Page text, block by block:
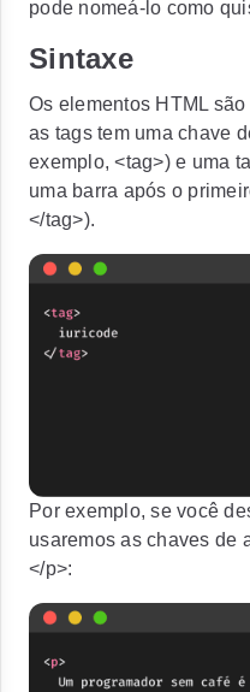
pode nomeá-lo como
Sintaxe
Os elementos HTML
as tags tem uma chave
exemplo,<tag>) e uma
uma barra após o
</tag>).
Por exemplo, se você
usaremos as chaves de
</p>: